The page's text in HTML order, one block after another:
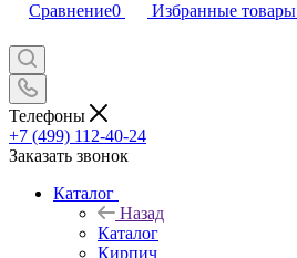
Сравнение0 Избранные товары
Телефоны
+7 (499) 112-40-24
Заказать звонок
Каталог
Назад
Каталог
Кирпич